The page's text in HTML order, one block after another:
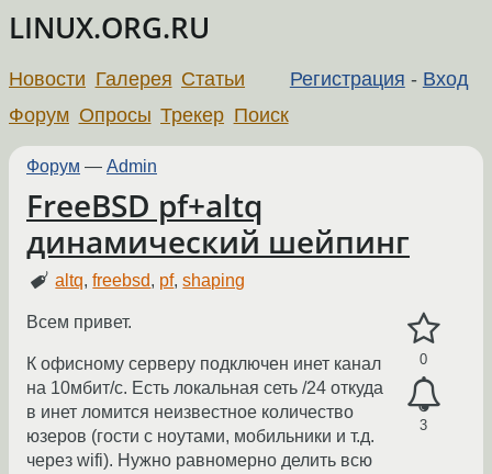
LINUX.ORG.RU
Регистрация - Вход
Новости Галерея Статьи
Форум Опросы Трекер Поиск
Форум — Admin
FreeBSD pf+altq
динамический шейпинг
altq,freebsd, pf,shaping
0
3
Всем привет.
К офисному серверу подключен инет канал
на 10мбит/с. Есть локальная сеть /24 откуда
в инет ломится неизвестное количество
юзеров (гости с ноутами, мобильники и т.д.
через wifi). Нужно равномерно делить всю